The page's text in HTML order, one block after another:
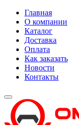
Главная
О компании
Каталог
Доставка
Оплата
Как заказать
Новости
Контакты